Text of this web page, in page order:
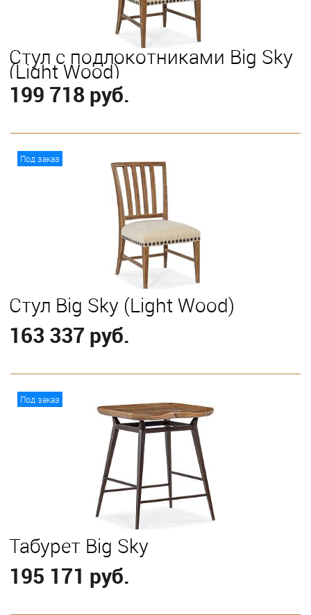
Стул с подлокотниками Big Sky
(Light Wood)
199 718 руб.
Под заказ
Стул Big Sky (Light Wood)
163 337 руб.
Под заказ
Табурет Big Sky
195 171 руб.